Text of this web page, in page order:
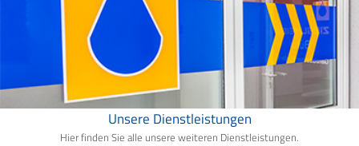
Unsere Dienstleistungen
Hier finden Sie alle unsere weiteren Dienstleistungen.